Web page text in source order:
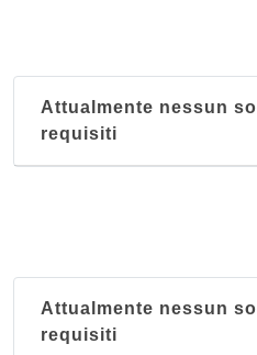
Attualmente nessun
requisiti
Attualmente nessun
requisiti